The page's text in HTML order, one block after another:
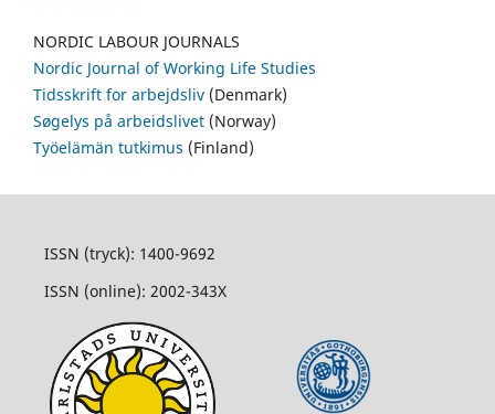
NORDIC LABOUR JOURNALS
Nordic Journal of Working Life Studies
Tidsskrift for arbejdsliv (Denmark)
Søgelys på arbeidslivet (Norway)
Työelämän tutkimus (Finland)
ISSN (tryck): 1400-9692
ISSN (online): 2002-343X